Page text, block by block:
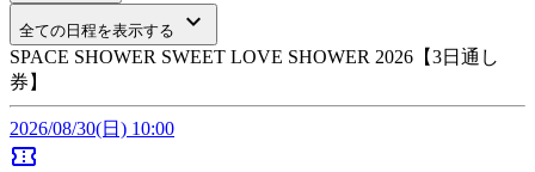
全ての日程を表示する keyboard_arrow_down
SPACE SHOWER SWEET LOVE SHOWER 2026【3日通し
券】
2026/08/30(日) 10:00
confirmation_number